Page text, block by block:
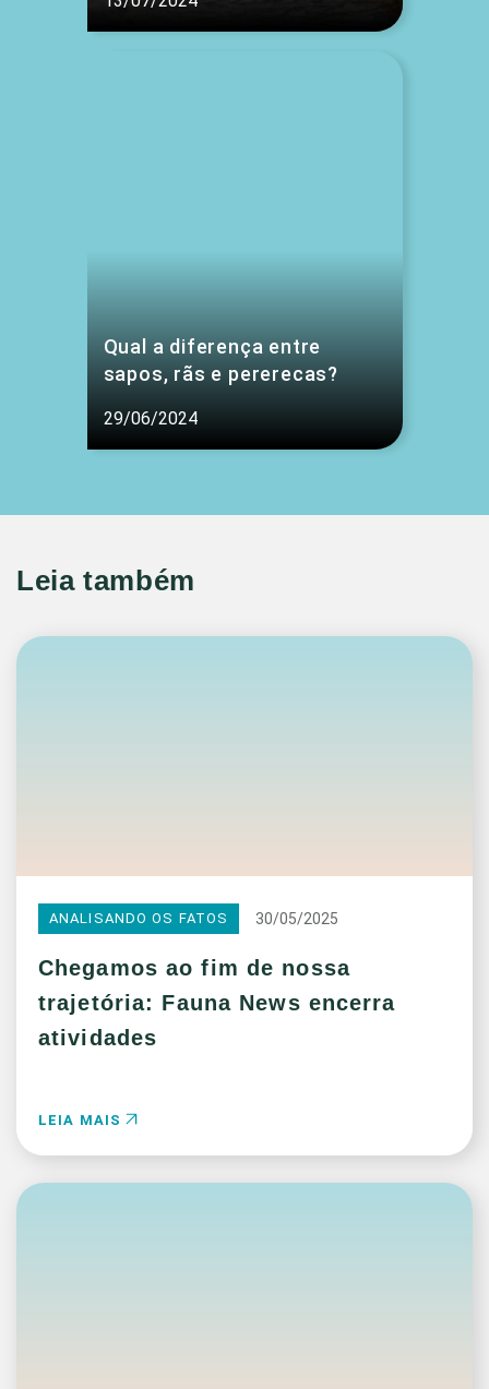
Qual a diferença entre
sapos, rãs e pererecas?
29/06/2024
Leia também
ANALISANDO OS FATOS 30/05/2025
Chegamos ao fim de nossa
trajetória: Fauna News encerra
atividades
LEIA MAIS